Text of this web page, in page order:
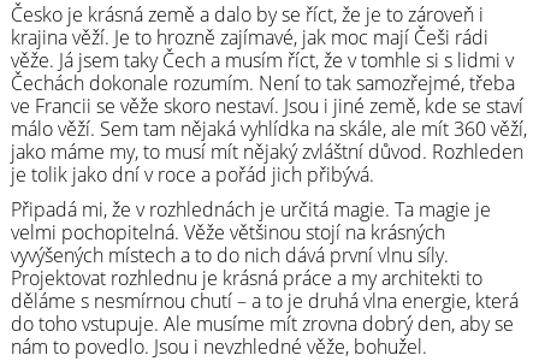
Česko je krásná země a dalo by se říct, že je to zároveň i
krajina věží. Je to hrozně zajímavé, jak moc mají Češi rádi
věže. Já jsem taky Čech a musím říct, že v tomhle si s lidmi v
Čechách dokonale rozumím. Není to tak samozřejmé, třeba
ve Francii se věže skoro nestaví. Jsou i jiné země, kde se staví
málo věží. Sem tam nějaká vyhlídka na skále, ale mít 360 věží,
jako máme my, to musí mít nějaký zvláštní důvod. Rozhleden
je tolik jako dní v roce a pořád jich přibývá.
Připadá mi, že v rozhlednách je určitá magie. Ta magie je
velmi pochopitelná. Věže většinou stojí na krásných
vyvýšených místech a to do nich dává první vlnu síly.
Projektovat rozhlednu je krásná práce a my architekti to
děláme s nesmírnou chutí – a to je druhá vlna energie, která
do toho vstupuje. Ale musíme mít zrovna dobrý den, aby se
nám to povedlo. Jsou i nevzhledné věže, bohužel.